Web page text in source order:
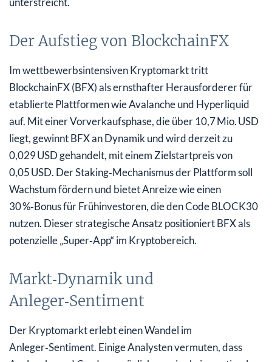
Der Aufstieg von BlockchainFX
Im wettbewerbsintensiven Kryptomarkt tritt
BlockchainFX (BFX) als ernsthafter Herausforderer für
etablierte Plattformen wie Avalanche und Hyperliquid
auf. Mit einer Vorverkaufsphase, die über 10,7 Mio. USD
liegt, gewinnt BFX an Dynamik und wird derzeit zu
0,029 USD gehandelt, mit einem Zielstartpreis von
0,05 USD. Der Staking‑Mechanismus der Plattform soll
Wachstum fördern und bietet Anreize wie einen
30 %‑Bonus für Frühinvestoren, die den Code BLOCK30
nutzen. Dieser strategische Ansatz positioniert BFX als
potenzielle „Super‑App“ im Kryptobereich.
Markt‑Dynamik und
Anleger‑Sentiment
Der Kryptomarkt erlebt einen Wandel im
Anleger‑Sentiment. Einige Analysten vermuten, dass